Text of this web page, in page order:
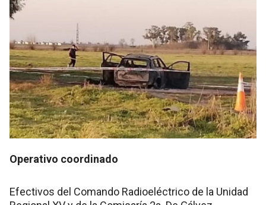
Operativo coordinado
Efectivos del Comando Radioeléctrico de la Unidad